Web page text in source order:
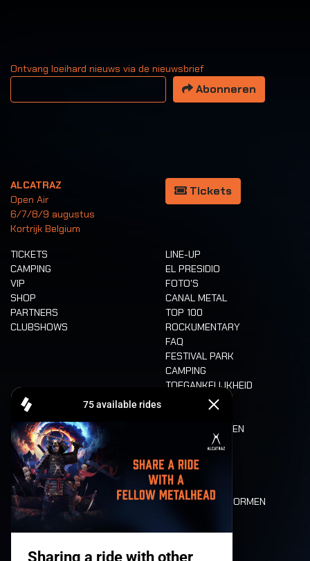
Ontvang loeihard nieuws via de nieuwsbrief
Uw email adres
Abonneren
ALCATRAZ
Open Air
6/7/8/9 augustus
Kortrijk Belgium
Tickets
TICKETS
CAMPING
VIP
SHOP
PARTNERS
CLUBSHOWS
LINE-UP
EL PRESIDIO
FOTO'S
CANAL METAL
TOP 100
ROCKUMENTARY
FAQ
FESTIVAL PARK
CAMPING
TOEGANKELIJKHEID
CASHLESS
ETEN EN DRINKEN
MOBILITEIT
LONE WOLVES
PLATTEGROND
DEATH RIDE
WAARDEN EN NORMEN
HISTORIEK